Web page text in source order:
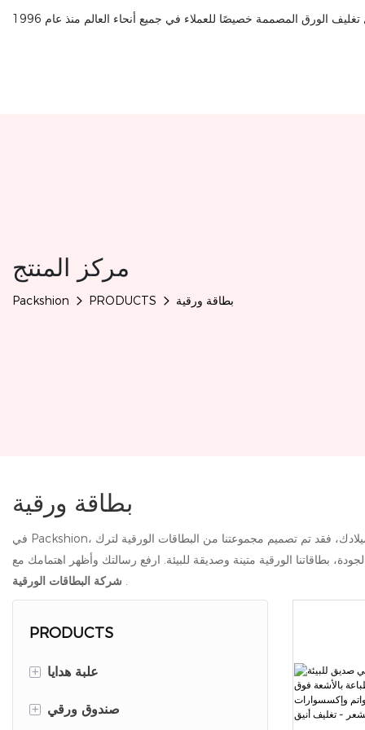
مركز المنتج
Packshion PRODUCTS بطاقة ورقية
بطاقة ورقية
فقد تم تصميم مجموعتنا من البطاقات الورقية لترك
.
PRODUCTS
+ علبة هدايا
غطاء وصندوق القاعدة + صندوق ورقي